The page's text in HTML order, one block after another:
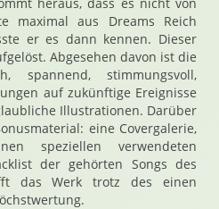
maximal aus Dreams Reich
er es dann kennen. Dieser
Abgesehen davon ist die
spannend, stimmungsvoll,
auf zukünftige Ereignisse
Illustrationen. Darüber
eine Covergalerie,
speziellen verwendeten
der gehörten Songs des
das Werk trotz des einen